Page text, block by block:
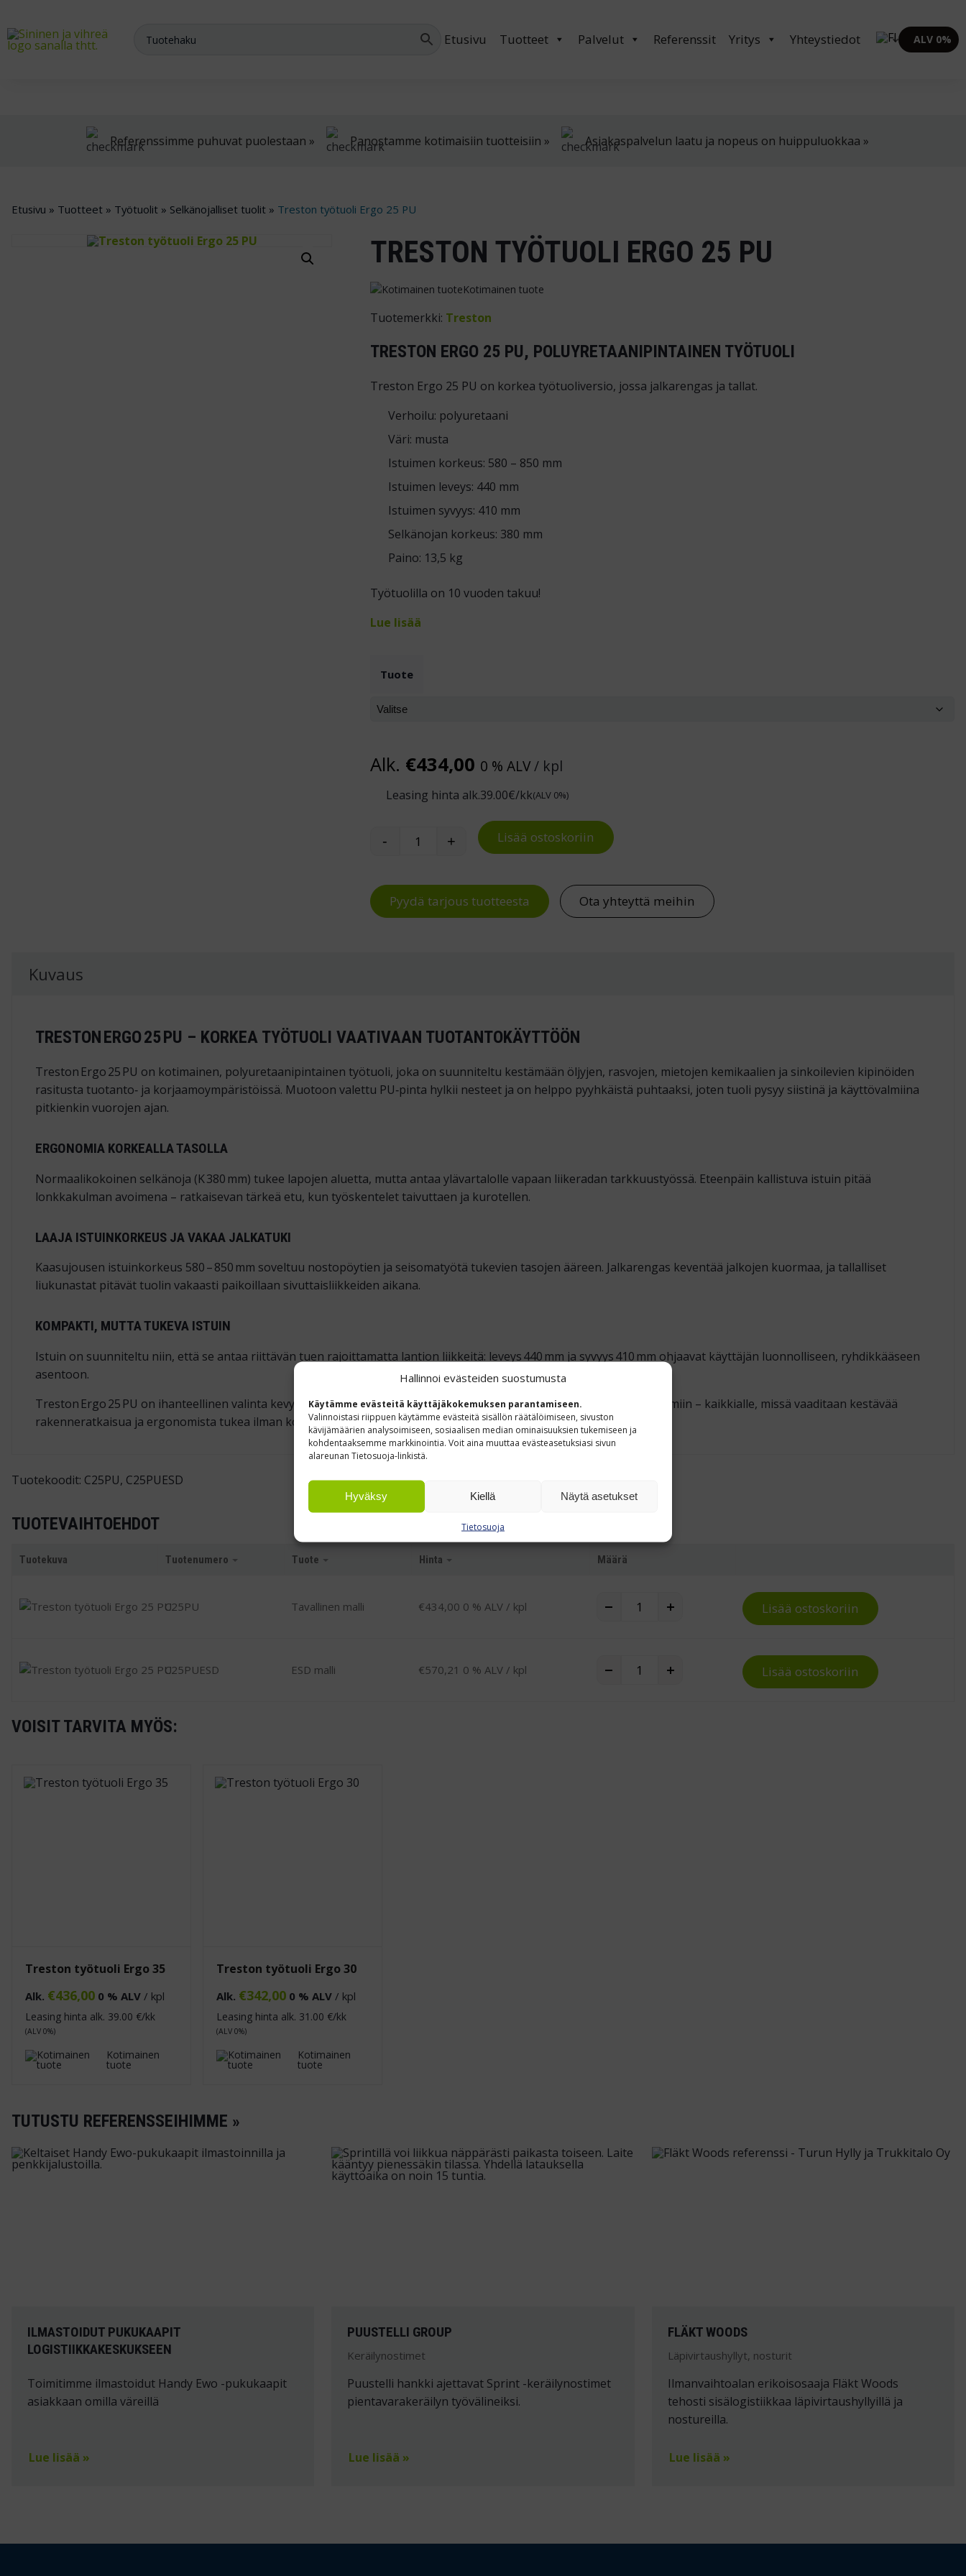
Hallinnoi evästeiden suostumusta
Käytämme evästeitä käyttäjäkokemuksen parantamiseen.
Valinnoistasi riippuen käytämme evästeitä sisällön räätälöimiseen, sivuston
kävijämäärien analysoimiseen, sosiaalisen median ominaisuuksien tukemiseen ja
kohdentaaksemme markkinointia. Voit aina muuttaa evästeasetuksiasi sivun
alareunan Tietosuoja-linkistä.
Hyväksy Kiellä Näytä asetukset
Tietosuoja
Etusivu Tuotteet Palvelut Referenssit Yritys Yhteystiedot ALV 0%
Referenssimme puhuvat puolestaan » Panostamme kotimaisiin tuotteisiin » Asiakaspalvelun laatu ja nopeus on huippuluokkaa »
Etusivu » Tuotteet » Työtuolit » Selkänojalliset tuolit » Treston työtuoli Ergo 25 PU
TRESTON TYÖTUOLI ERGO 25 PU
Kotimainen tuote
Tuotemerkki: Treston
TRESTON ERGO 25 PU, POLUYRETAANIPINTAINEN TYÖTUOLI
Treston Ergo 25 PU on korkea työtuoliversio, jossa jalkarengas ja tallat.
Verhoilu: polyuretaani
Väri: musta
Istuimen korkeus: 580 – 850 mm
Istuimen leveys: 440 mm
Istuimen syvyys: 410 mm
Selkänojan korkeus: 380 mm
Paino: 13,5 kg
Työtuolilla on 10 vuoden takuu!
Lue lisää
Tuote
Alk. €434,00 0 % ALV/ kpl
Leasing hinta alk.39.00€/kk(ALV 0%)
Treston työtuoli Ergo 25 PU määrä
- + Lisää ostoskoriin
Pyydä tarjous tuotteesta Ota yhteyttä meihin
Kuvaus
TRESTON ERGO 25 PU – KORKEA TYÖTUOLI VAATIVAAN TUOTANTOKÄYTTÖÖN
Treston Ergo 25 PU on kotimainen, polyuretaanipintainen työtuoli, joka on suunniteltu kestämään öljyjen, rasvojen, mietojen kemikaalien ja sinkoilevien kipinöiden
rasitusta tuotanto‑ ja korjaamoympäristöissä. Muotoon valettu PU‑pinta hylkii nesteet ja on helppo pyyhkäistä puhtaaksi, joten tuoli pysyy siistinä ja käyttövalmiina
pitkienkin vuorojen ajan.
ERGONOMIA KORKEALLA TASOLLA
Normaalikokoinen selkänoja (K 380 mm) tukee lapojen aluetta, mutta antaa ylävartalolle vapaan liikeradan tarkkuustyössä. Eteenpäin kallistuva istuin pitää
lonkkakulman avoimena – ratkaisevan tärkeä etu, kun työskentelet taivuttaen ja kurotellen.
LAAJA ISTUINKORKEUS JA VAKAA JALKATUKI
Kaasujousen istuinkorkeus 580 – 850 mm soveltuu nostopöytien ja seisomatyötä tukevien tasojen ääreen. Jalkarengas keventää jalkojen kuormaa, ja tallalliset
liukunastat pitävät tuolin vakaasti paikoillaan sivuttaisliikkeiden aikana.
KOMPAKTI, MUTTA TUKEVA ISTUIN
Istuin on suunniteltu niin, että se antaa riittävän tuen rajoittamatta lantion liikkeitä: leveys 440 mm ja syvyys 410 mm ohjaavat käyttäjän luonnolliseen, ryhdikkääseen
asentoon.
Treston Ergo 25 PU on ihanteellinen valinta kevyeen kokoonpanoon, pakkausalueille, korjaamoihin ja tarkkuustyöasemiin – kaikkialle, missä vaaditaan kestävää
rakenneratkaisua ja ergonomista tukea ilman kompromisseja.
Tuotekoodit: C25PU, C25PUESD
TUOTEVAIHTOEHDOT
Tuotekuva Tuotenumero Tuote Hinta Määrä
C25PU Tavallinen malli €434,00 0 % ALV / kpl Treston työtuoli Ergo 25 PU quantity
+ Lisää ostoskoriin
C25PUESD ESD malli €570,21 0 % ALV / kpl Treston työtuoli Ergo 25 PU quantity
+ Lisää ostoskoriin
VOISIT TARVITA MYÖS:
Treston työtuoli Ergo 35
Alk. €436,00 0 % ALV / kpl
Leasing hinta alk. 39.00 €/kk
(ALV 0%)
Kotimainen
tuote
Treston työtuoli Ergo 30
Alk. €342,00 0 % ALV / kpl
Leasing hinta alk. 31.00 €/kk
(ALV 0%)
Kotimainen
tuote
TUTUSTU REFERENSSEIHIMME »
ILMASTOIDUT PUKUKAAPIT
LOGISTIIKKAKESKUKSEEN
Toimitimme ilmastoidut Handy Ewo -pukukaapit
asiakkaan omilla väreillä
Lue lisää »
PUUSTELLI GROUP
Keräilynostimet
Puustelli hankki ajettavat Sprint -keräilynostimet
pientavarakeräilyn työvälineiksi.
Lue lisää »
FLÄKT WOODS
Läpivirtaushyllyt, nosturit
Ilmanvaihtoalan erikoisosaaja Fläkt Woods
tehosti sisälogistiikkaa läpivirtaushyllyillä ja
nostureilla.
Lue lisää »